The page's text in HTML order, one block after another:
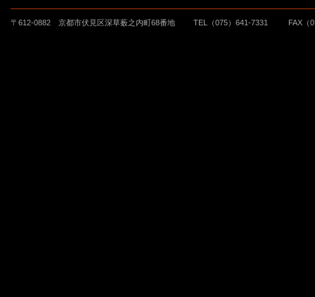
〒612-0882 京都市伏見区深草薮之内町68番地 TEL（075）641-7331 FAX（